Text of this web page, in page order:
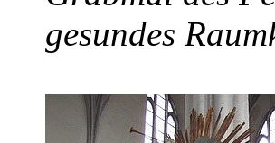
gesundes